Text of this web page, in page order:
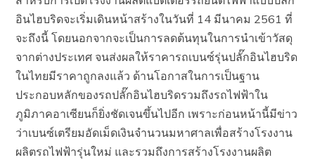
อินไฮบริดจะเริ่มเดินหน้าสร้างในวันที่ 14 มีนาคม 2561 ที่
จะถึงนี้ โดยนอกจากจะเป็นการลดต้นทุนในการนำเข้าวัสดุ
จากต่างประเทศ จนส่งผลให้ราคารถเบนซ์รุ่นปลั๊กอินไฮบริด
ในไทยมีราคาถูกลงแล้ว ด้านโอกาสในการเป็นฐาน
ประกอบหลักของรถปลั๊กอินไฮบริดรวมถึงรถไฟฟ้าใน
ภูมิภาคอาเซียนก็ยิ่งชัดเจนขึ้นไปอีก เพราะก่อนหน้านี้มีข่าว
ว่าเบนซ์เตรียมอัดเม็ดเงินจำนวนมหาศาลเพื่อสร้างโรงงาน
ผลิตรถไฟฟ้ารุ่นใหม่ และรวมถึงการสร้างโรงงานผลิต